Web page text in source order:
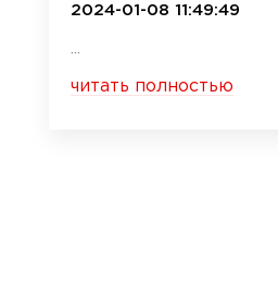
2024-01-08 11:49:49
читать полностью